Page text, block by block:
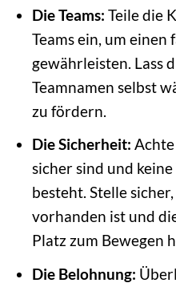
Die Teams: Teile die
Teams ein, um
gewährleisten. Lass
Teamnamen selbst
zu fördern.
Die Sicherheit: Achte
sicher sind und
besteht. Stelle
vorhanden ist und
Platz zum Bewegen
Die Belohnung: